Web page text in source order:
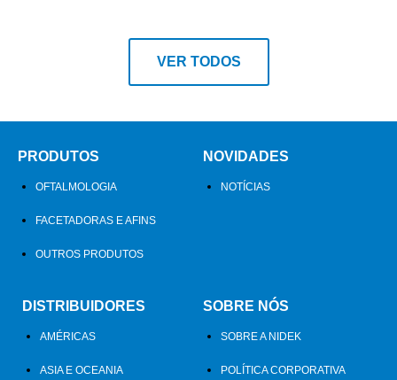
VER TODOS
PRODUTOS
OFTALMOLOGIA
FACETADORAS E AFINS
OUTROS PRODUTOS
NOVIDADES
NOTÍCIAS
DISTRIBUIDORES
AMÉRICAS
ASIA E OCEANIA
SOBRE NÓS
SOBRE A NIDEK
POLÍTICA CORPORATIVA